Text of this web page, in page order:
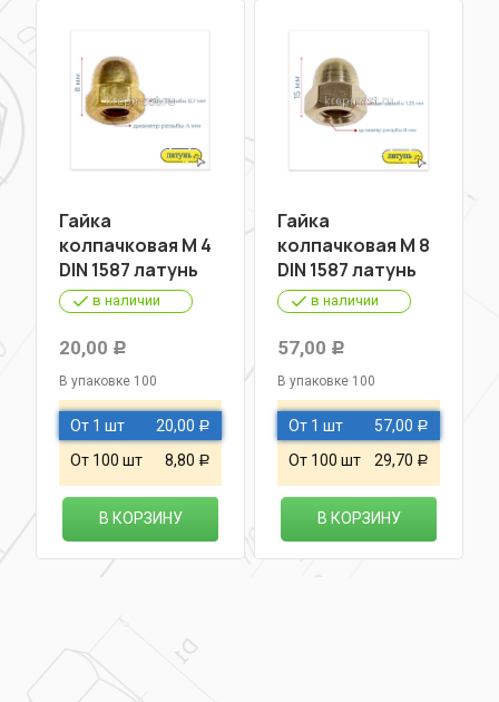
Гайка
колпачковая М 4
DIN 1587 латунь
в наличии
20,00 Р
В упаковке 100
От 1 шт 20,00 Р
От 100 шт 8,80 Р
В КОРЗИНУ
Гайка
колпачковая М 8
DIN 1587 латунь
в наличии
57,00 Р
В упаковке 100
От 1 шт 57,00 Р
От 100 шт 29,70 Р
В КОРЗИНУ